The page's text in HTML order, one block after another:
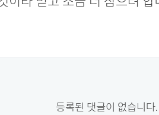
등록된 댓글이 없습니다.